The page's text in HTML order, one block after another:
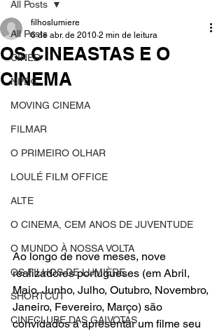
All Posts
CINED
NPDC
MOVING CINEMA
FILMAR
O PRIMEIRO OLHAR
LOULÉ FILM OFFICE
ALTE
O CINEMA, CEM ANOS DE JUVENTUDE
O MUNDO À NOSSA VOLTA
OS FILHOS DE LUMIÈRE
SHORTCUT
CINECLUBE DAS GAIVOTAS
All Posts
OS CINEASTAS E O
CINEMA
filhoslumiere
6 de abr. de 2010 2 min de leitura
Ao longo de nove meses, nove
realizadores portugueses (em Abril,
Maio, Junho, Julho, Outubro, Novembro,
Janeiro, Fevereiro, Março) são
convidados a apresentar um filme seu